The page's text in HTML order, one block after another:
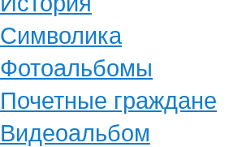
Символика
Фотоальбомы
Почетные граждане
Видеоальбом